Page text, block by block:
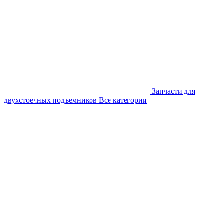
Запчасти для
двухстоечных подъемников Все категории